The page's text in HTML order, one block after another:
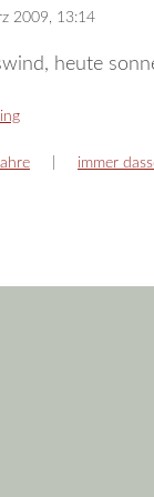
2009, 13:14
heute
immer